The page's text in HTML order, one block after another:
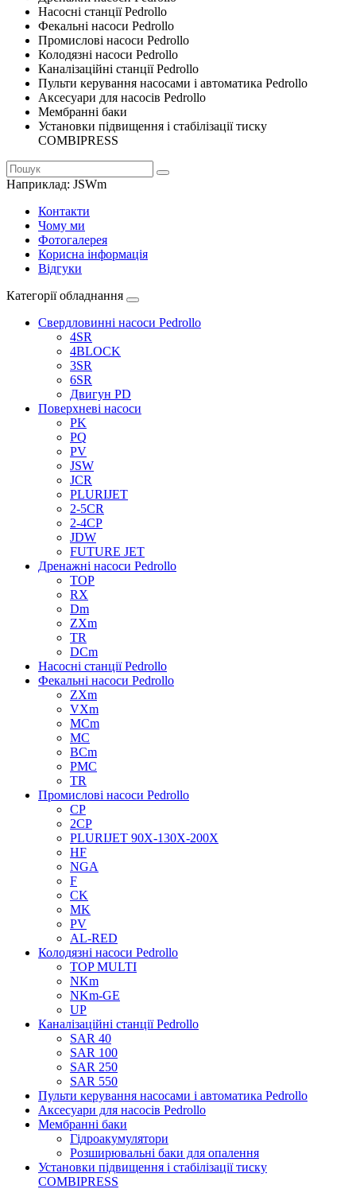
Насосні станції Pedrollo
Фекальні насоси Pedrollo
Промислові насоси Pedrollo
Колодязні насоси Pedrollo
Каналізаційні станції Pedrollo
Пульти керування насосами і автоматика Pedrollo
Аксесуари для насосів Pedrollo
Мембранні баки
Установки підвищення і стабілізації тиску
COMBIPRESS
Наприклад: JSWm
Контакти
Чому ми
Фотогалерея
Корисна інформація
Відгуки
Категорії обладнання
Свердловинні насоси Pedrollo
4SR
4BLOCK
3SR
6SR
Двигун PD
Поверхневі насоси
PK
PQ
PV
JSW
JCR
PLURIJET
2-5CR
2-4CP
JDW
FUTURE JET
Дренажні насоси Pedrollo
TOP
RX
Dm
ZXm
TR
DCm
Насосні станції Pedrollo
Фекальні насоси Pedrollo
ZXm
VXm
MCm
MC
BCm
PMC
TR
Промислові насоси Pedrollo
CP
2CP
PLURIJET 90X-130X-200X
HF
NGA
F
CK
MK
PV
AL-RED
Колодязні насоси Pedrollo
TOP MULTI
NKm
NKm-GE
UP
Каналізаційні станції Pedrollo
SAR 40
SAR 100
SAR 250
SAR 550
Пульти керування насосами і автоматика Pedrollo
Аксесуари для насосів Pedrollo
Мембранні баки
Гідроакумулятори
Розширювальні баки для опалення
Установки підвищення і стабілізації тиску
COMBIPRESS